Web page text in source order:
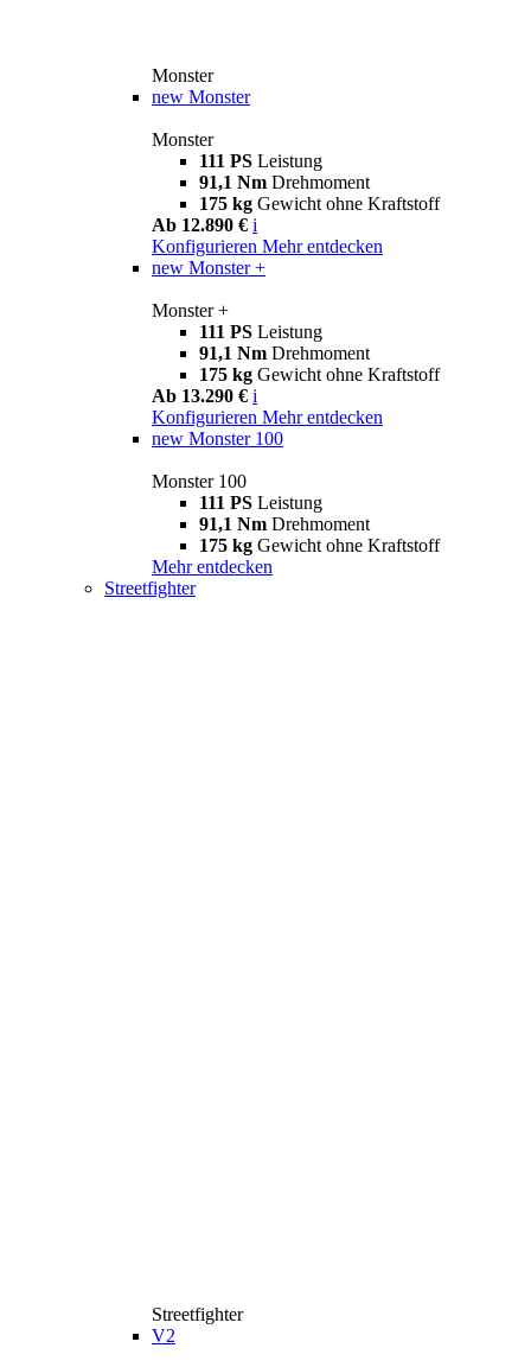
Monster
new Monster
Monster
111 PS Leistung
91,1 Nm Drehmoment
175 kg Gewicht ohne Kraftstoff
Ab 12.890 € i
Konfigurieren Mehr entdecken
new Monster +
Monster +
111 PS Leistung
91,1 Nm Drehmoment
175 kg Gewicht ohne Kraftstoff
Ab 13.290 € i
Konfigurieren Mehr entdecken
new Monster 100
Monster 100
111 PS Leistung
91,1 Nm Drehmoment
175 kg Gewicht ohne Kraftstoff
Mehr entdecken
Streetfighter
Streetfighter
V2